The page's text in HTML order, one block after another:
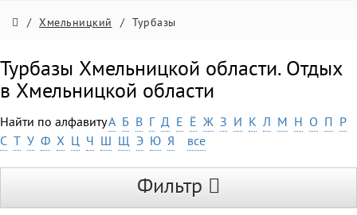
/ Хмельницкий / Турбазы
Турбазы Хмельницкой области. Отдых
в Хмельницкой области
Найти по алфавитуА Б В Г Д Е Ё Ж З И К Л М Н О П Р
С Т У Ф Х Ц Ч Ш Щ Э Ю Я все
Фильтр